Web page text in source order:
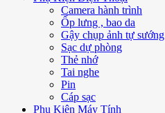
Camera hành trình
Ốp lưng , bao da
Gậy chụp ảnh tự sướng
Sạc dự phòng
Thẻ nhớ
Tai nghe
Pin
Cáp sạc
Phụ Kiện Máy Tính